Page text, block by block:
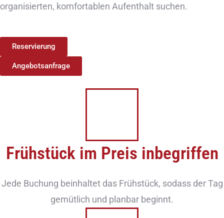
organisierten, komfortablen Aufenthalt suchen.
Reservierung
Angebotsanfrage
Frühstück im Preis inbegriffen
Jede Buchung beinhaltet das Frühstück, sodass der Tag
gemütlich und planbar beginnt.